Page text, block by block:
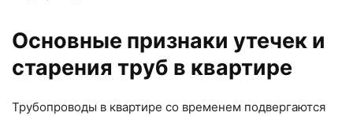
Основные признаки утечек и
старения труб в квартире
Трубопроводы в квартире со временем подвергаются